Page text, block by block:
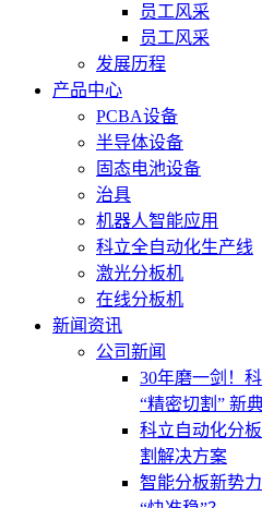
员工风采
员工风采
发展历程
产品中心
PCBA设备
半导体设备
固态电池设备
治具
机器人智能应用
科立全自动化生产线
激光分板机
在线分板机
新闻资讯
公司新闻
30年磨一剑！
“精密切割” 新典
科立自动化分
割解决方案
智能分板新势